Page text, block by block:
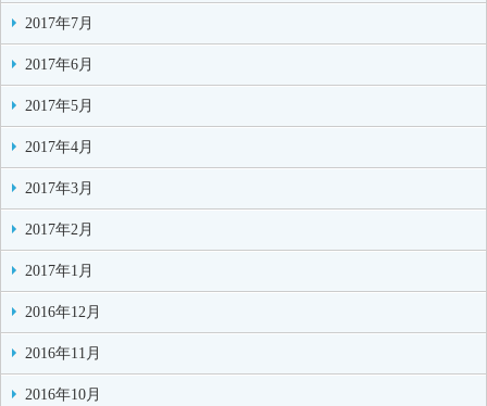
2017年7月
2017年6月
2017年5月
2017年4月
2017年3月
2017年2月
2017年1月
2016年12月
2016年11月
2016年10月